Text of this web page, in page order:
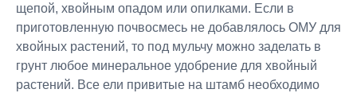
щепой, хвойным опадом или опилками. Если в
приготовленную почвосмесь не добавлялось ОМУ для
хвойных растений, то под мульчу можно заделать в
грунт любое минеральное удобрение для хвойный
растений. Все ели привитые на штамб необходимо